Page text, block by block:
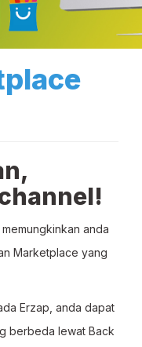
anda
Marketplace yang
Erzap, anda dapat
berbeda lewat Back